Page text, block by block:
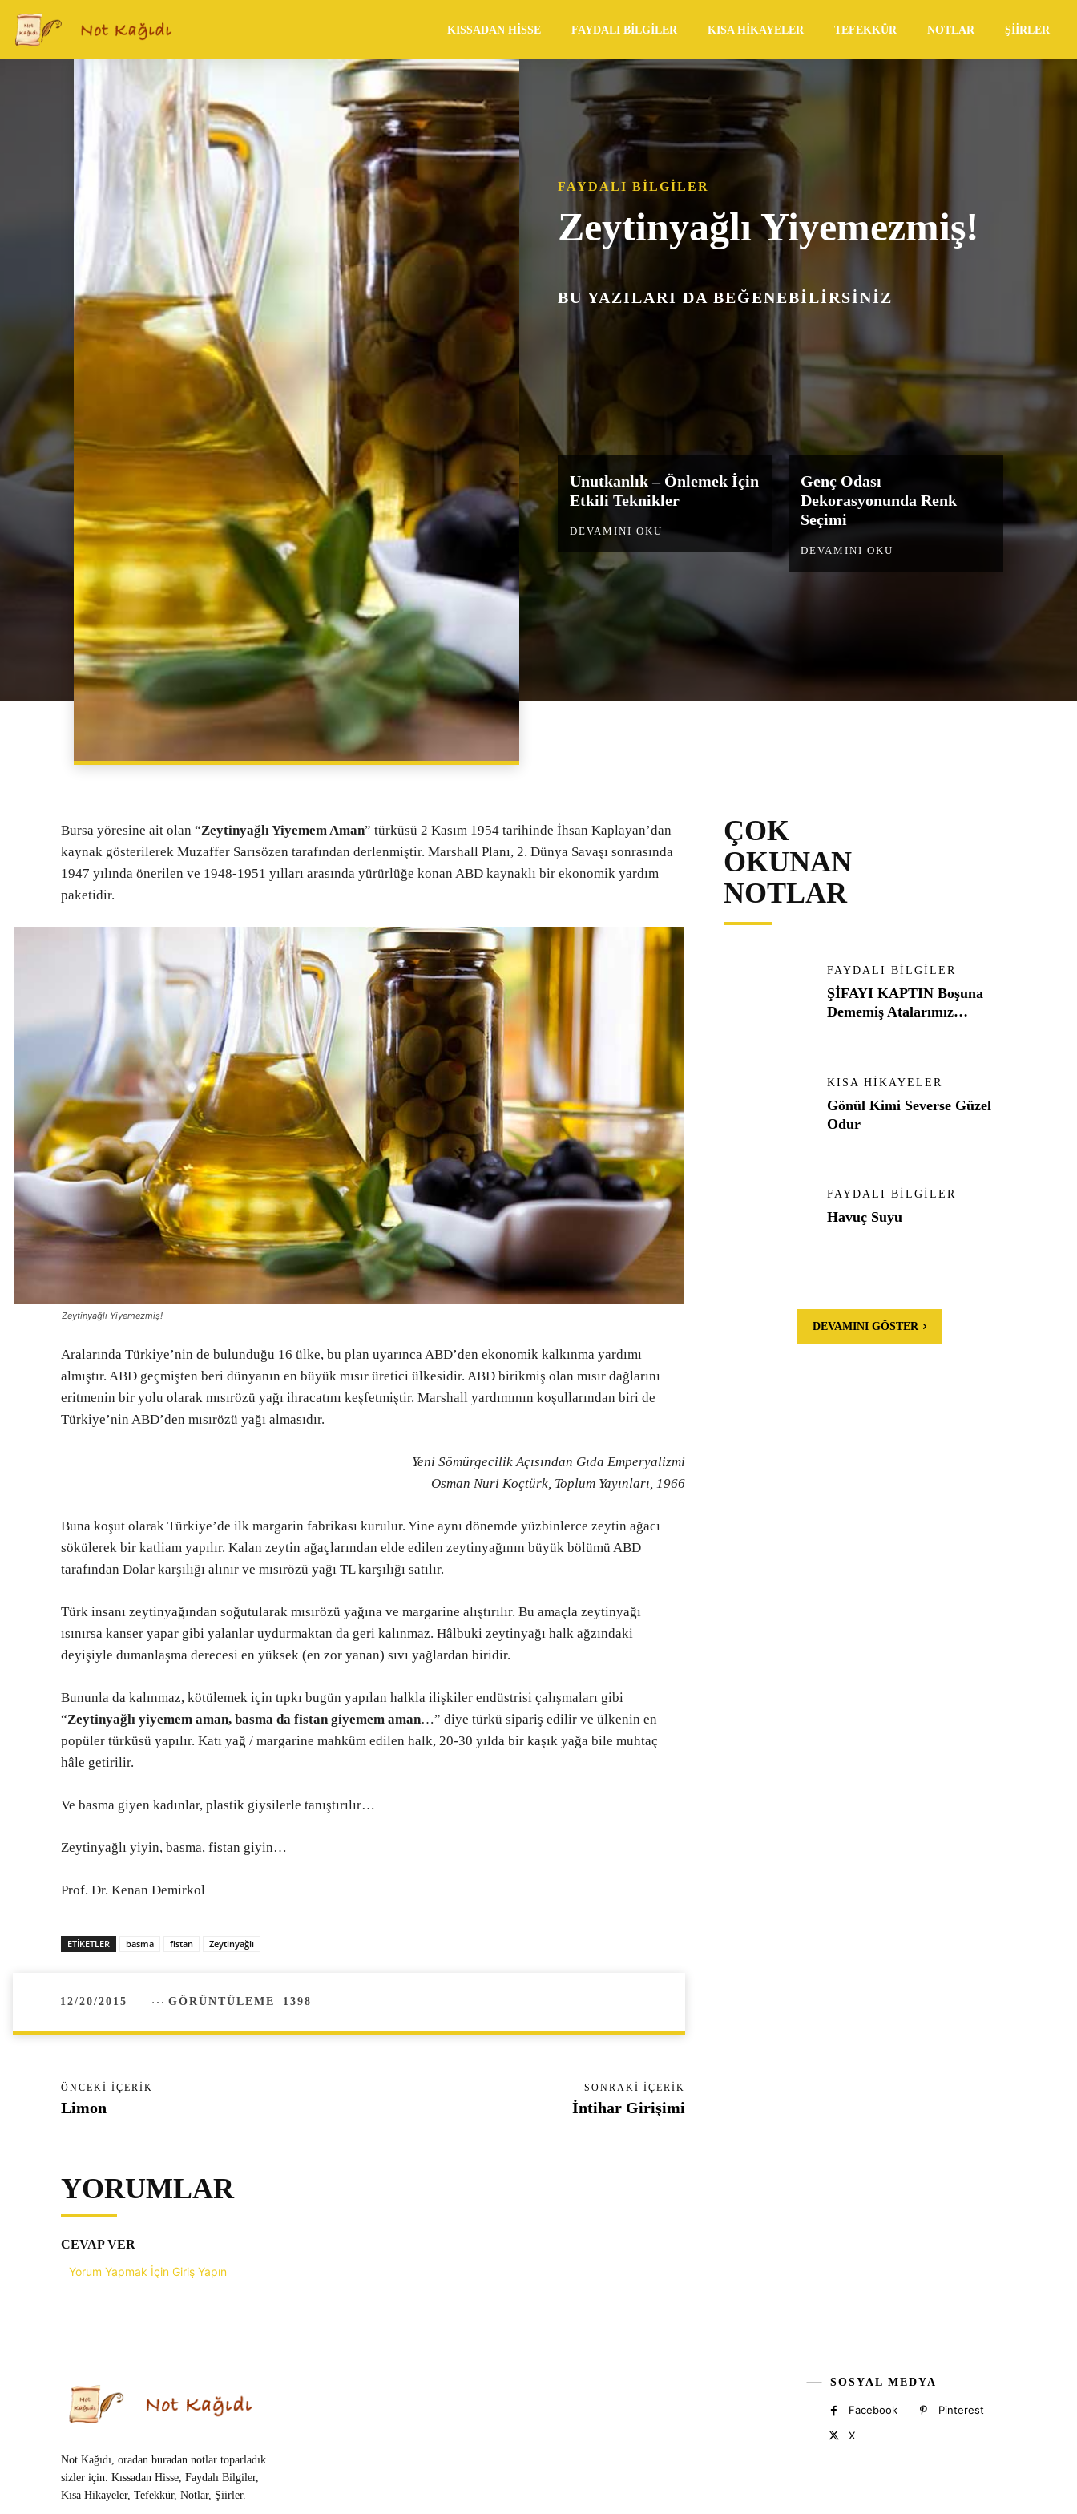
KISSADAN HISSE FAYDALI BILGILER KISA HIKAYELER TEFEKKÜR NOTLAR ŞIIRLER
FAYDALI BILGILER
Zeytinyağlı Yiyemezmiş!
BU YAZILARI DA BEĞENEBILIRSINIZ
Unutkanlık – Önlemek İçin
Etkili Teknikler
DEVAMINI OKU
Genç Odası
Dekorasyonunda Renk
Seçimi
DEVAMINI OKU
Bursa yöresine ait olan “Zeytinyağlı Yiyemem Aman” türküsü 2 Kasım 1954 tarihinde İhsan Kaplayan’dan
kaynak gösterilerek Muzaffer Sarısözen tarafından derlenmiştir. Marshall Planı, 2. Dünya Savaşı sonrasında
1947 yılında önerilen ve 1948-1951 yılları arasında yürürlüğe konan ABD kaynaklı bir ekonomik yardım
paketidir.
Zeytinyağlı Yiyemezmiş!
Aralarında Türkiye’nin de bulunduğu 16 ülke, bu plan uyarınca ABD’den ekonomik kalkınma yardımı
almıştır. ABD geçmişten beri dünyanın en büyük mısır üretici ülkesidir. ABD birikmiş olan mısır dağlarını
eritmenin bir yolu olarak mısırözü yağı ihracatını keşfetmiştir. Marshall yardımının koşullarından biri de
Türkiye’nin ABD’den mısırözü yağı almasıdır.
Yeni Sömürgecilik Açısından Gıda Emperyalizmi
Osman Nuri Koçtürk, Toplum Yayınları, 1966
Buna koşut olarak Türkiye’de ilk margarin fabrikası kurulur. Yine aynı dönemde yüzbinlerce zeytin ağacı
sökülerek bir katliam yapılır. Kalan zeytin ağaçlarından elde edilen zeytinyağının büyük bölümü ABD
tarafından Dolar karşılığı alınır ve mısırözü yağı TL karşılığı satılır.
Türk insanı zeytinyağından soğutularak mısırözü yağına ve margarine alıştırılır. Bu amaçla zeytinyağı
ısınırsa kanser yapar gibi yalanlar uydurmaktan da geri kalınmaz. Hâlbuki zeytinyağı halk ağzındaki
deyişiyle dumanlaşma derecesi en yüksek (en zor yanan) sıvı yağlardan biridir.
Bununla da kalınmaz, kötülemek için tıpkı bugün yapılan halkla ilişkiler endüstrisi çalışmaları gibi
“Zeytinyağlı yiyemem aman, basma da fistan giyemem aman…” diye türkü sipariş edilir ve ülkenin en
popüler türküsü yapılır. Katı yağ / margarine mahkûm edilen halk, 20-30 yılda bir kaşık yağa bile muhtaç
hâle getirilir.
Ve basma giyen kadınlar, plastik giysilerle tanıştırılır…
Zeytinyağlı yiyin, basma, fistan giyin…
Prof. Dr. Kenan Demirkol
ETIKETLER basma fistan Zeytinyağlı
12/20/2015 GÖRÜNTÜLEME 1398
ÖNCEKI İÇERIK
Limon
SONRAKI İÇERIK
İntihar Girişimi
YORUMLAR
CEVAP VER
Yorum Yapmak İçin Giriş Yapın
ÇOK
OKUNAN
NOTLAR
FAYDALI BILGILER
ŞİFAYI KAPTIN Boşuna
Dememiş Atalarımız…
KISA HIKAYELER
Gönül Kimi Severse Güzel
Odur
FAYDALI BILGILER
Havuç Suyu
DEVAMINI GÖSTER
Not Kağıdı, oradan buradan notlar toparladık
sizler için. Kıssadan Hisse, Faydalı Bilgiler,
Kısa Hikayeler, Tefekkür, Notlar, Şiirler.
SOSYAL MEDYA
Facebook
Pinterest
X